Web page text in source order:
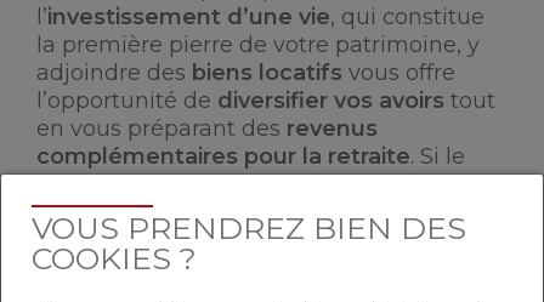
l’investissement d’une vie, qui constitue
la première pierre de votre patrimoine, y
adjoindre des biens locatifs vous offre
l’opportunité de diversifier vos avoirs tout
en vous préparant des revenus
complémentaires pour la retraite. Si le
locatifsest vaste, à chaque profil
d’investisseur correspond undispositif
adapté offrant des
VOUS PRENDREZ BIEN DES
COOKIES ?